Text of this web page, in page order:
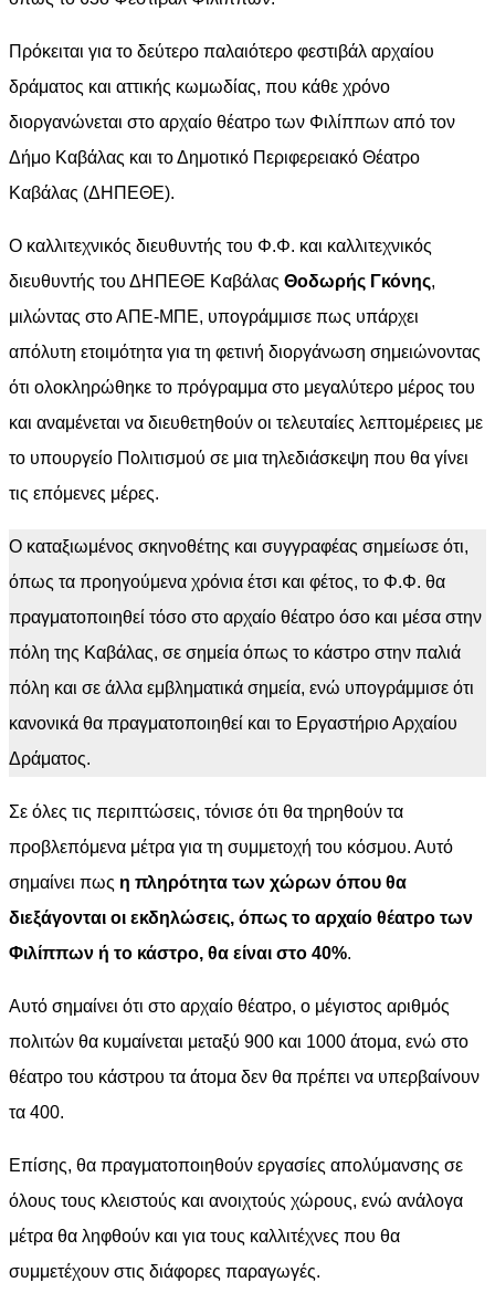
Πρόκειται για το δεύτερο παλαιότερο φεστιβάλ αρχαίου
δράματος και αττικής κωμωδίας, που κάθε χρόνο
διοργανώνεται στο αρχαίο θέατρο των Φιλίππων από τον
Δήμο Καβάλας και το Δημοτικό Περιφερειακό Θέατρο
Καβάλας (ΔΗΠΕΘΕ).
Ο καλλιτεχνικός διευθυντής του Φ.Φ. και καλλιτεχνικός
διευθυντής του ΔΗΠΕΘΕ Καβάλας Θοδωρής Γκόνης,
μιλώντας στο ΑΠΕ-ΜΠΕ, υπογράμμισε πως υπάρχει
απόλυτη ετοιμότητα για τη φετινή διοργάνωση σημειώνοντας
ότι ολοκληρώθηκε το πρόγραμμα στο μεγαλύτερο μέρος του
και αναμένεται να διευθετηθούν οι τελευταίες λεπτομέρειες με
το υπουργείο Πολιτισμού σε μια τηλεδιάσκεψη που θα γίνει
τις επόμενες μέρες.
Ο καταξιωμένος σκηνοθέτης και συγγραφέας σημείωσε ότι,
όπως τα προηγούμενα χρόνια έτσι και φέτος, το Φ.Φ. θα
πραγματοποιηθεί τόσο στο αρχαίο θέατρο όσο και μέσα στην
πόλη της Καβάλας, σε σημεία όπως το κάστρο στην παλιά
πόλη και σε άλλα εμβληματικά σημεία, ενώ υπογράμμισε ότι
κανονικά θα πραγματοποιηθεί και το Εργαστήριο Αρχαίου
Δράματος.
Σε όλες τις περιπτώσεις, τόνισε ότι θα τηρηθούν τα
προβλεπόμενα μέτρα για τη συμμετοχή του κόσμου. Αυτό
σημαίνει πως η πληρότητα των χώρων όπου θα
διεξάγονται οι εκδηλώσεις, όπως το αρχαίο θέατρο των
Φιλίππων ή το κάστρο, θα είναι στο 40%.
Αυτό σημαίνει ότι στο αρχαίο θέατρο, ο μέγιστος αριθμός
πολιτών θα κυμαίνεται μεταξύ 900 και 1000 άτομα, ενώ στο
θέατρο του κάστρου τα άτομα δεν θα πρέπει να υπερβαίνουν
τα 400.
Επίσης, θα πραγματοποιηθούν εργασίες απολύμανσης σε
όλους τους κλειστούς και ανοιχτούς χώρους, ενώ ανάλογα
μέτρα θα ληφθούν και για τους καλλιτέχνες που θα
συμμετέχουν στις διάφορες παραγωγές.